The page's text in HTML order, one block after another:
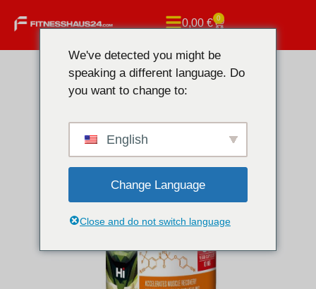
0,00€ 0
We've detected you might be
speaking a different language. Do
you want to change to:
English
Change Language
Close and do not switch language